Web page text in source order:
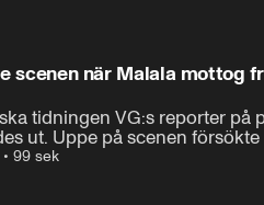
scenen när Malala mottog
tidningen VG:s reporter på
ut. Uppe på scenen
• 99 sek